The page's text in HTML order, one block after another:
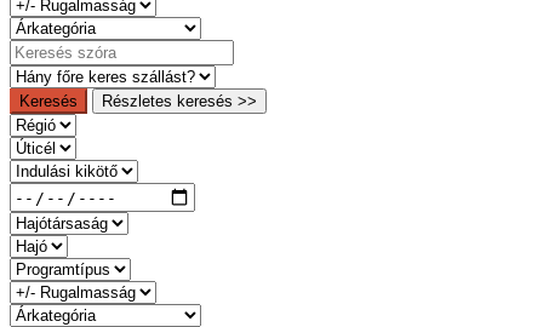
Keresés Részletes keresés >>